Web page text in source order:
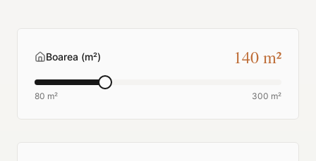
Boarea (m²) 140m²
80 m² 300 m²